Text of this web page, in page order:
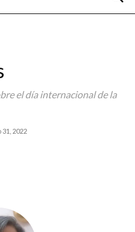
el día internacional de la
31, 2022